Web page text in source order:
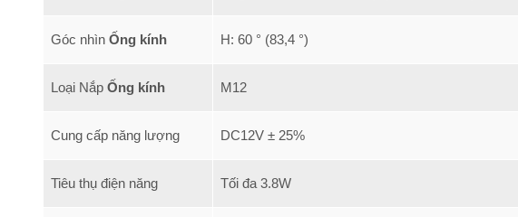
Góc nhìn Ống kính H: 60 ° (83,4 °)
Loại Nắp Ống kính M12
Cung cấp năng lượng DC12V ± 25%
Tiêu thụ điện năng Tối đa 3.8W